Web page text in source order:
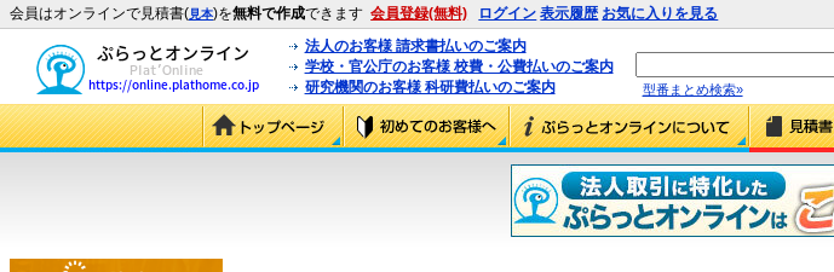
会員はオンラインで見積書(見本)を無料で作成できます 会員登録(無料) ログイン 表示履歴 お気に入りを見る
法人のお客様 請求書払いのご案内
学校・官公庁のお客様 校費・公費払いのご案内
研究機関のお客様 科研費払いのご案内
型番まとめ検索»